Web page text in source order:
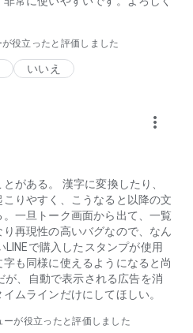
役立ったと評価しました
いいえ
more_vert
がある。 漢字に変換したり、
りやすく、こうなると以降の文
一旦トーク画面から出て、一覧
再現性の高いバグなので、なん
で購入したスタンプが使用
も同様に使えるようになると尚
が、自動で表示される広告を消
ムラインだけにしてほしい。
が役立ったと評価しました